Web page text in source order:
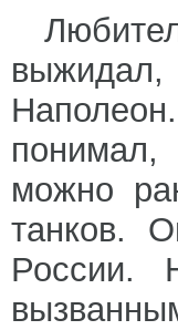
можно
танков.
России.